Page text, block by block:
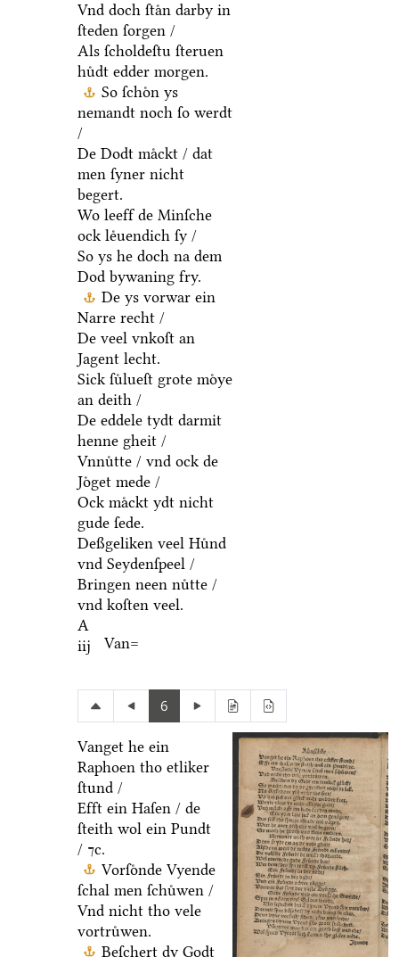
Vnd doch ſtaͤn darby in
ſteden ſorgen /
Als ſcholdeſtu ſteruen
huͤdt edder morgen.
So ſchoͤn ys
nemandt noch ſo werdt
/
De Dodt maͤckt / dat
men ſyner nicht
begert.
Wo leeff de Minſche
ock leͤuendich ſy /
So ys he doch na dem
Dod bywaning fry.
De ys vorwar ein
Narre recht /
De veel vnkoſt an
Jagent lecht.
Sick ſuͤlueſt grote moͤye
an deith /
De eddele tydt darmit
henne gheit /
Vnnuͤtte / vnd ock de
Joͤget mede /
Ock maͤckt ydt nicht
gude ſede.
Deßgeliken veel Huͤnd
vnd Seydenſpeel /
Bringen neen nuͤtte /
vnd koſten veel.
A
iij
Van=
6
Vanget he ein
Raphoen tho etliker
ſtund /
Efft ein Haſen / de
ſteith wol ein Pundt
/ ⁊c.
Vorſoͤnde Vyende
ſchal men ſchuͤwen /
Vnd nicht tho vele
vortruͤwen.
Beſchert dy Godt